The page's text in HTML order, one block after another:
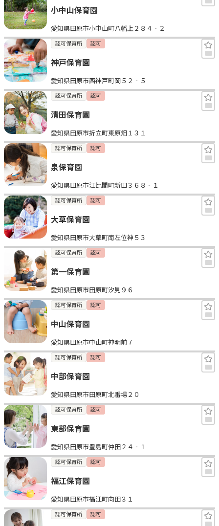
小中山保育園
愛知県田原市小中山町八幡上２８４‐２
認可保育所 認可
神戸保育園
愛知県田原市西神戸町岡５２‐５
認可保育所 認可
清田保育園
愛知県田原市折立町東原畑１３１
認可保育所 認可
泉保育園
愛知県田原市江比間町新田３６８‐１
認可保育所 認可
大草保育園
愛知県田原市大草町南左位神５３
認可保育所 認可
第一保育園
愛知県田原市田原町汐見９６
認可保育所 認可
中山保育園
愛知県田原市中山町神明前７
認可保育所 認可
中部保育園
愛知県田原市田原町北番場２０
認可保育所 認可
東部保育園
愛知県田原市豊島町仲田２４‐１
認可保育所 認可
福江保育園
愛知県田原市福江町向田３１
認可保育所 認可